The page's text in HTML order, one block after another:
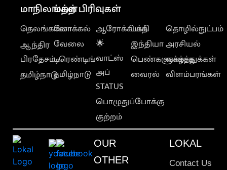
மாநிலங்கள்
தெலங்கானா
ஆந்திர
பிரதேசம்
தமிழ்நாடு
மற்ற பிரிவுகள்
லோக்கல்
வேலை
டிரெண்டிங்
தமிழ்நாடு
ஆரோக்கியம்
🌟
வாட்ஸ்
அப்
STATUS
பொழுதுப்போக்கு
குற்றம்
பக்தி
இந்தியா
பெண்களுக்காக
வைரல்
தொழில்நுட்பம்
அரசியல்
வாழ்த்துக்கள்
விளம்பரங்கள்
OUR
OTHER
LOKAL
Contact Us